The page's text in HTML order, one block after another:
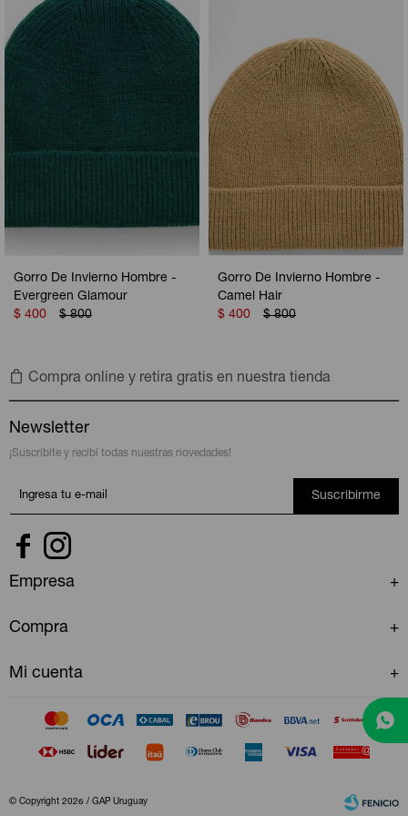
Gorro De Invierno Hombre -
Evergreen Glamour
$ 400 $ 800
Gorro De Invierno Hombre -
Camel Hair
$ 400 $ 800
Compra online y retira gratis en nuestra tienda
Newsletter
¡Suscribite y recibí todas nuestras novedades!
Suscribirme
 
Empresa
Compra
Mi cuenta
© Copyright 2026 / GAP Uruguay
Camperas
Musculosas
Vestidos y polleras
Camperas
Chalecos
Camperas
Chalecos
Ropa interior
Camperas
Pijamas
Sets